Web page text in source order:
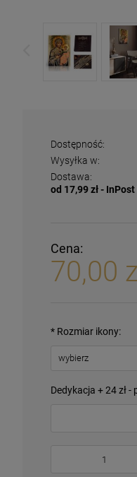
Dostępność:
Wysyłka w:
Dostawa:
od 17,99 zł-
Cena:
70,00
* Rozmiar ikony:
Dedykacja + 24 zł -